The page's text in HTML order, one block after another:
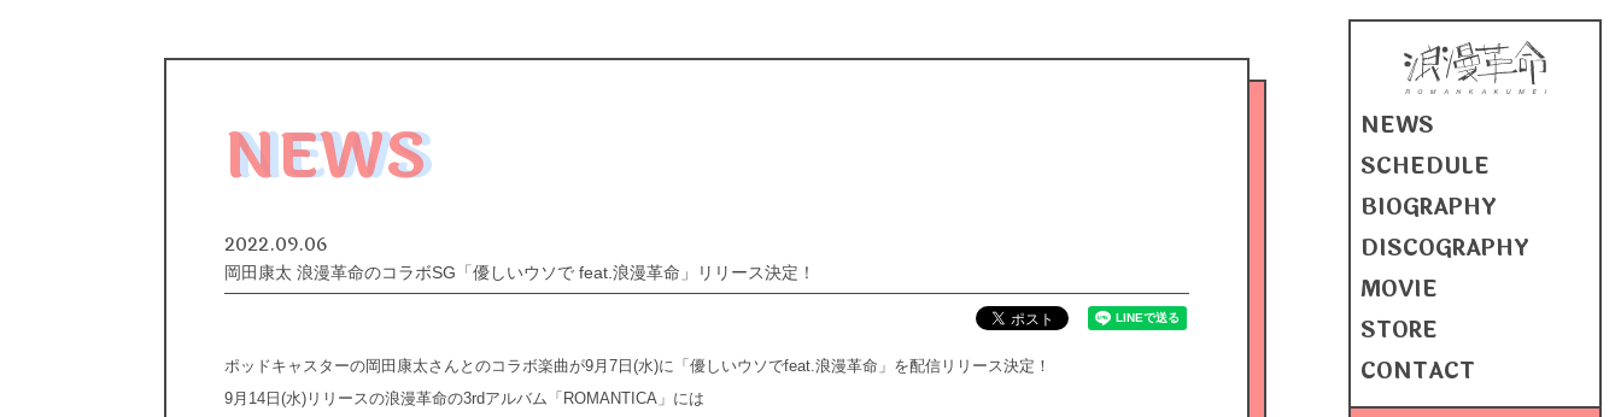
NEWS
SCHEDULE
BIOGRAPHY
DISCOGRAPHY
MOVIE
STORE
CONTACT
NEWS
2022.09.06
岡田康太 浪漫革命のコラボSG「優しいウソで feat.浪漫革命」リリース決定！
ポッドキャスターの岡田康太さんとのコラボ楽曲が9月7日(水)に「優しいウソでfeat.浪漫革命」を配信リリース決定！
9月14日(水)リリースの浪漫革命の3rdアルバム「ROMANTICA」には